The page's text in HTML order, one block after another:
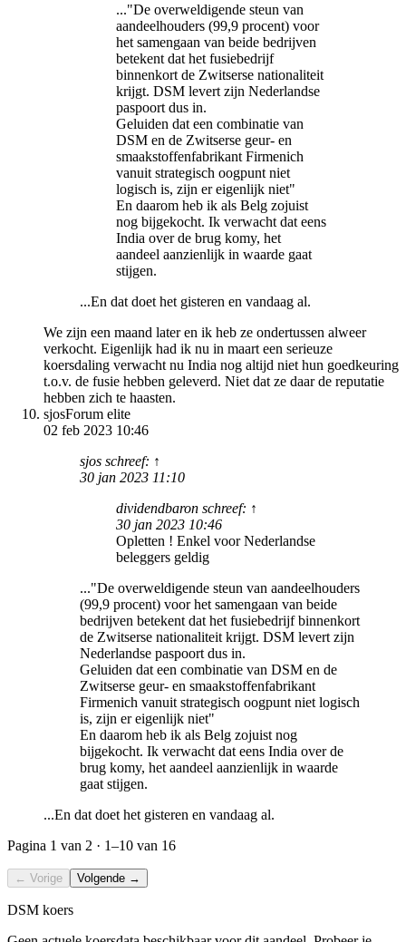
..."De overweldigende steun van
aandeelhouders (99,9 procent) voor
het samengaan van beide bedrijven
betekent dat het fusiebedrijf
binnenkort de Zwitserse nationaliteit
krijgt. DSM levert zijn Nederlandse
paspoort dus in.
Geluiden dat een combinatie van
DSM en de Zwitserse geur- en
smaakstoffenfabrikant Firmenich
vanuit strategisch oogpunt niet
logisch is, zijn er eigenlijk niet"
En daarom heb ik als Belg zojuist
nog bijgekocht. Ik verwacht dat eens
India over de brug komy, het
aandeel aanzienlijk in waarde gaat
stijgen.
...En dat doet het gisteren en vandaag al.
We zijn een maand later en ik heb ze ondertussen alweer
verkocht. Eigenlijk had ik nu in maart een serieuze
koersdaling verwacht nu India nog altijd niet hun goedkeuring
t.o.v. de fusie hebben geleverd. Niet dat ze daar de reputatie
hebben zich te haasten.
sjosForum elite
02 feb 2023 10:46
sjos schreef: ↑
30 jan 2023 11:10
dividendbaron schreef: ↑
30 jan 2023 10:46
Opletten ! Enkel voor Nederlandse
beleggers geldig
..."De overweldigende steun van aandeelhouders
(99,9 procent) voor het samengaan van beide
bedrijven betekent dat het fusiebedrijf binnenkort
de Zwitserse nationaliteit krijgt. DSM levert zijn
Nederlandse paspoort dus in.
Geluiden dat een combinatie van DSM en de
Zwitserse geur- en smaakstoffenfabrikant
Firmenich vanuit strategisch oogpunt niet logisch
is, zijn er eigenlijk niet"
En daarom heb ik als Belg zojuist nog
bijgekocht. Ik verwacht dat eens India over de
brug komy, het aandeel aanzienlijk in waarde
gaat stijgen.
...En dat doet het gisteren en vandaag al.
Pagina 1 van 2 · 1–10 van 16
← Vorige Volgende →
DSM koers